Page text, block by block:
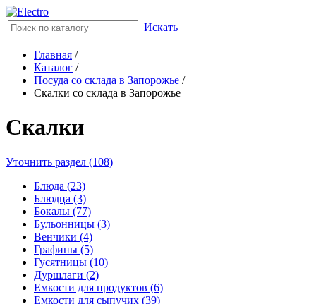
Искать
Главная /
Каталог /
Посуда со склада в Запорожье /
Скалки со склада в Запорожье
Скалки
Уточнить раздел (108)
Блюда (23)
Блюдца (3)
Бокалы (77)
Бульонницы (3)
Венчики (4)
Графины (5)
Гусятницы (10)
Дуршлаги (2)
Емкости для продуктов (6)
Емкости для сыпучих (39)